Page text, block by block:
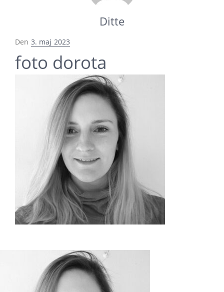
Ditte
Den Udgivet
3. maj 2023
foto dorota